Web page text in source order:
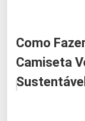
Como
Camiseta